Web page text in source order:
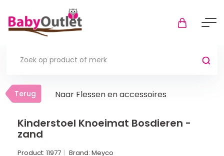
Terug
Thuis
Terug Naar Flessen en accessoires
Kinderstoel Knoeimat Bosdieren -
zand
Product: 11977 Brand: Meyco